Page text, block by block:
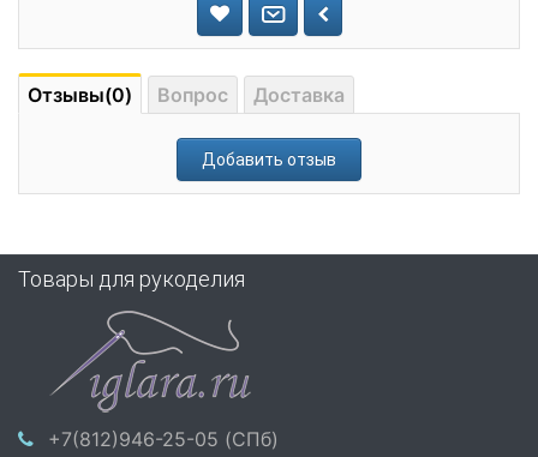
Отзывы(0) Вопрос Доставка
Добавить отзыв
Товары для рукоделия
+7(812)946-25-05 (СПб)